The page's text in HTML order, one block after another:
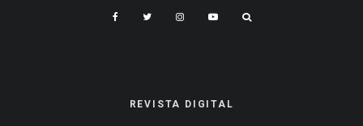
REVISTA DIGITAL